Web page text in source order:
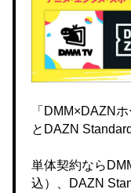
「DMM×DAZN
とDAZN
単体契約なら
込）、DAZN